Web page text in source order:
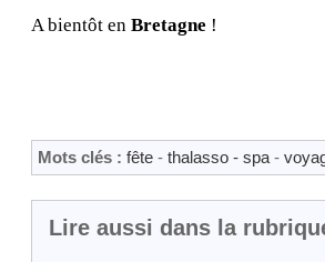
A bientôt en Bretagne !
Mots clés : fête - thalasso - spa -
Lire aussi dans la